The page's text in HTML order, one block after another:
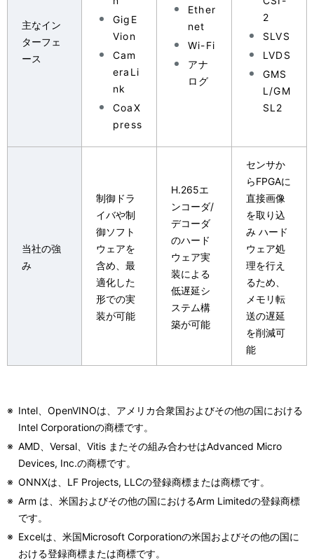
主なイン
ターフェ
ース
GigE
Vion
Cam
eraLi
nk
CoaX
press
Ether
net
Wi-Fi
アナ
ログ
2
SLVS
LVDS
GMS
L/GM
SL2
当社の強
み
制御ドラ
イバや制
御ソフト
ウェアを
含め、最
適化した
形での実
装が可能
H.265エ
ンコーダ/
デコーダ
のハード
ウェア実
装による
低遅延シ
ステム構
築が可能
センサか
らFPGAに
直接画像
を取り込
み ハード
ウェア処
理を行え
るため、
メモリ転
送の遅延
を削減可
能
※ Intel、OpenVINOは、アメリカ合衆国およびその他の国における
Intel Corporationの商標です。
※ AMD、Versal、Vitis またその組み合わせはAdvanced Micro
Devices, Inc.の商標です。
※ ONNXは、LF Projects, LLCの登録商標または商標です。
※ Arm は、米国およびその他の国におけるArm Limitedの登録商標
です。
※ Excelは、米国Microsoft Corporationの米国およびその他の国に
おける登録商標または商標です。